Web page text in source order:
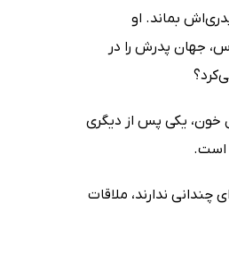
بماند. او
جهان پدرش را در
خون، یکی پس از دیگری
است.
چندانی ندارند، ملاقات